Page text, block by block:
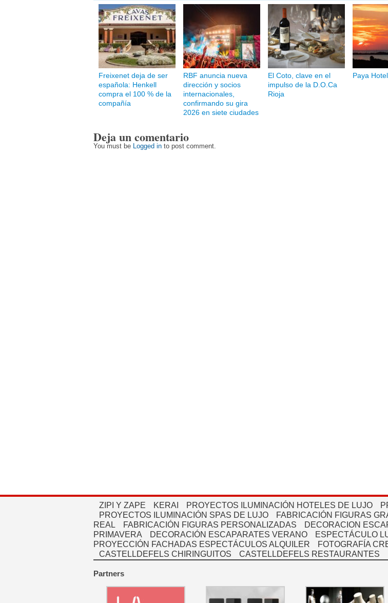
Freixenet deja de ser
española: Henkell
compra el 100 % de la
compañía
RBF anuncia nueva
dirección y socios
internacionales,
confirmando su gira
2026 en siete ciudades
El Coto, clave en el
impulso de la D.O.Ca
Rioja
Paya
Deja un comentario
You must be Logged in to post comment.
ZIPI Y ZAPE KERAI PROYECTOS ILUMINACIÓN HOTELES DE LUJO
PROYECTOS ILUMINACIÓN SPAS DE LUJO
FABRICACIÓN FIGURAS
REAL
FABRICACIÓN FIGURAS PERSONALIZADAS DECORACION
PRIMAVERA
DECORACIÓN ESCAPARATES VERANO ESPECTÁCULO
PROYECCIÓN FACHADAS ESPECTÁCULOS ALQUILER
FOTOGRAFÍA
CASTELLDEFELS CHIRINGUITOS
CASTELLDEFELS RESTAURANTES
Partners